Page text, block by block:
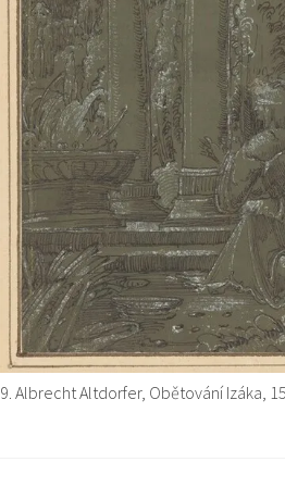
9. Albrecht Altdorfer, Obětování Izáka,